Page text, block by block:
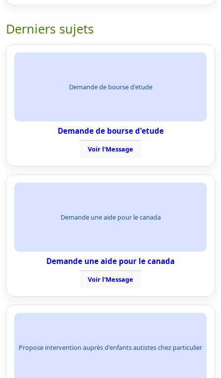
Derniers sujets
Demande de bourse d'etude
Demande de bourse d'etude
Voir l'Message
Demande une aide pour le canada
Demande une aide pour le canada
Voir l'Message
Propose intervention auprès d'enfants autistes chez particulier